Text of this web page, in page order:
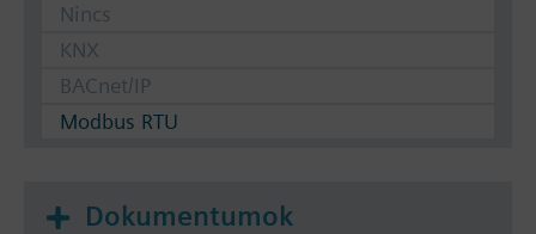
Nincs
KNX
BACnet/IP
Modbus RTU
Dokumentumok